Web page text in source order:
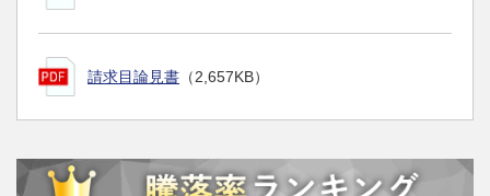
請求目論見書 （2,657KB）